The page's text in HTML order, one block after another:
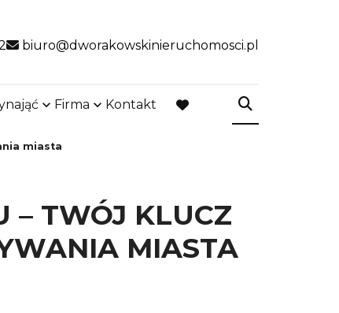
biuro@dworakowskinieruchomosci.pl
Firma Kontakt
favorite
miasta
– TWÓJ KLUCZ
MIASTA